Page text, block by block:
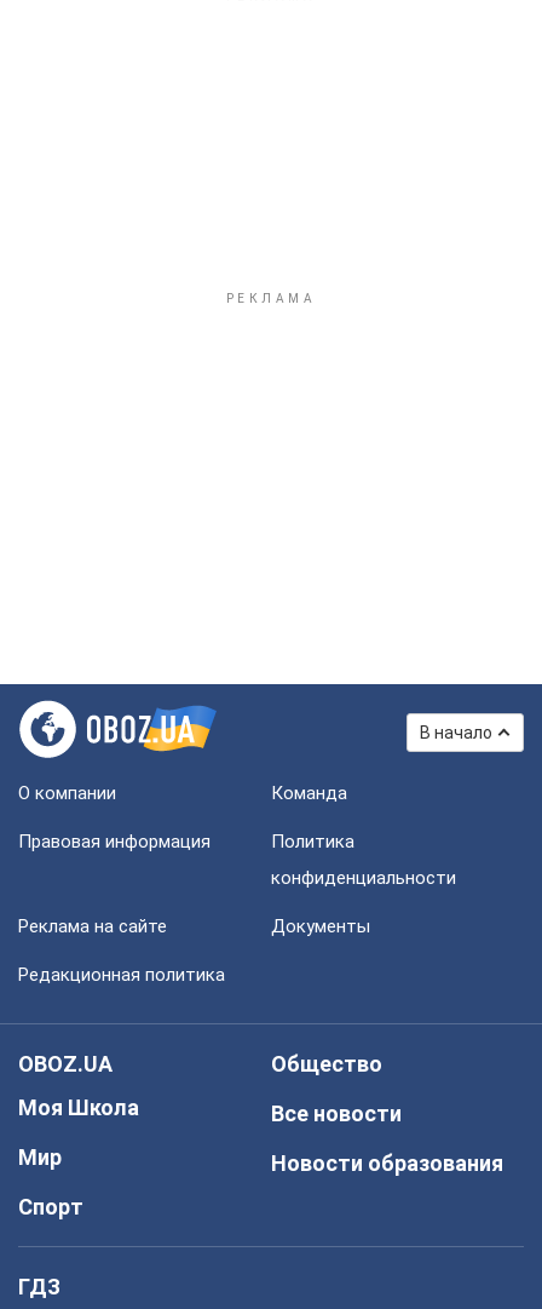
В начало
О компании Команда
Правовая информация
Политика
конфиденциальности
Реклама на сайте Документы
Редакционная политика
OBOZ.UA
Моя Школа
Мир
Спорт
Общество
Все новости
Новости образования
ГДЗ